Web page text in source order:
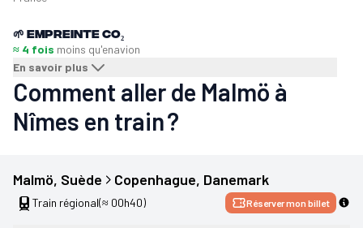
🌱 Empreinte CO₂
≈ 4 fois moins qu'enavion
En savoir plus
Comment aller de Malmö à
Nîmes en train ?
Malmö, Suède Copenhague, Danemark
Train régional(≈ 00h40) Réserver mon billet